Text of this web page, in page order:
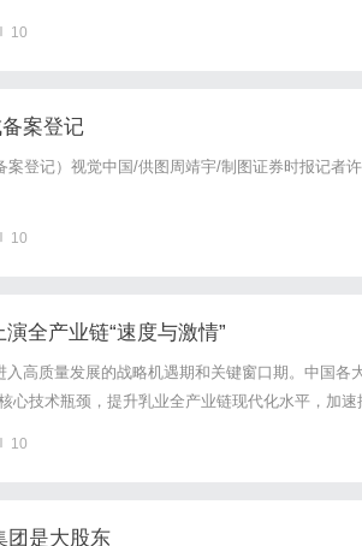
10
案登记
案登记）视觉中国/供图周靖宇/制图证券时报记者许
10
全产业链“速度与激情”
高质量发展的战略机遇期和关键窗口期。中国各
心技术瓶颈，提升乳业全产业链现代化水平，加速
明乳业，更是打造全产业链，推动实现乳业科技
重要组成部分，同时也是守护国民健康的...
10
团是大股东